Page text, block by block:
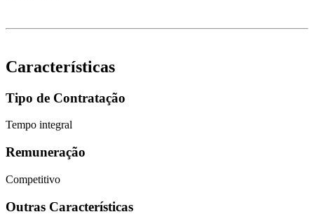
Características
Tipo de Contratação
Tempo integral
Remuneração
Competitivo
Outras Características